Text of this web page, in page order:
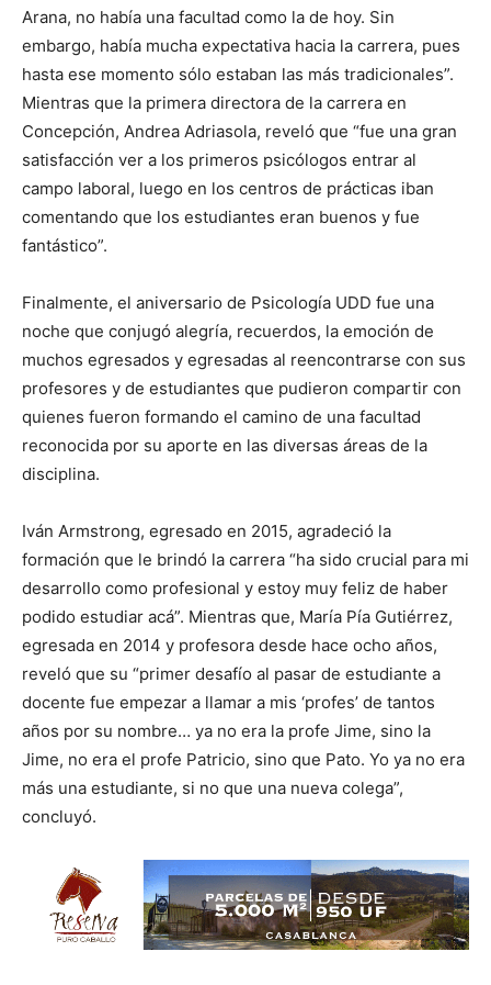
Arana, no había una facultad como la de hoy. Sin
embargo, había mucha expectativa hacia la carrera, pues
hasta ese momento sólo estaban las más tradicionales”.
Mientras que la primera directora de la carrera en
Concepción, Andrea Adriasola, reveló que “fue una gran
satisfacción ver a los primeros psicólogos entrar al
campo laboral, luego en los centros de prácticas iban
comentando que los estudiantes eran buenos y fue
fantástico”.
Finalmente, el aniversario de Psicología UDD fue una
noche que conjugó alegría, recuerdos, la emoción de
muchos egresados y egresadas al reencontrarse con sus
profesores y de estudiantes que pudieron compartir con
quienes fueron formando el camino de una facultad
reconocida por su aporte en las diversas áreas de la
disciplina.
Iván Armstrong, egresado en 2015, agradeció la
formación que le brindó la carrera “ha sido crucial para mi
desarrollo como profesional y estoy muy feliz de haber
podido estudiar acá”. Mientras que, María Pía Gutiérrez,
egresada en 2014 y profesora desde hace ocho años,
reveló que su “primer desafío al pasar de estudiante a
docente fue empezar a llamar a mis ‘profes’ de tantos
años por su nombre… ya no era la profe Jime, sino la
Jime, no era el profe Patricio, sino que Pato. Yo ya no era
más una estudiante, si no que una nueva colega”,
concluyó.